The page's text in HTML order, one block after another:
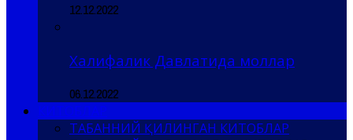
12.12.2022
Халифалик Давлатида моллар
06.12.2022
ТАБАННИЙ ҚИЛИНГАН КИТОБЛАР